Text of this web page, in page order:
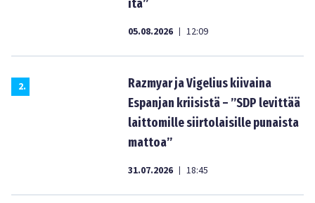
itä”
05.08.2026 | 12:09
2.
Razmyar ja Vigelius kiivaina
Espanjan kriisistä – ”SDP levittää
laittomille siirtolaisille punaista
mattoa”
31.07.2026 | 18:45